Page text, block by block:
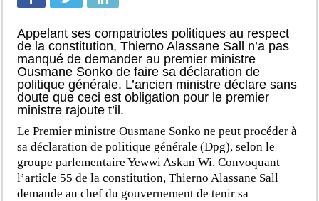
Appelant ses compatriotes politiques au respect
de la constitution, Thierno Alassane Sall n’a pas
manqué de demander au premier ministre
Ousmane Sonko de faire sa déclaration de
politique générale. L’ancien ministre déclare sans
doute que ceci est obligation pour le premier
ministre rajoute t’il.
Le Premier ministre Ousmane Sonko ne peut procéder à
sa déclaration de politique générale (Dpg), selon le
groupe parlementaire Yewwi Askan Wi. Convoquant
l’article 55 de la constitution, Thierno Alassane Sall
demande au chef du gouvernement de tenir sa